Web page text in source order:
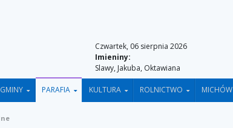
Czwartek, 06 sierpnia 2026
Imieniny:
Slawy, Jakuba, Oktawiana
PARAFIA KULTURA ROLNICTWO MICHÓW